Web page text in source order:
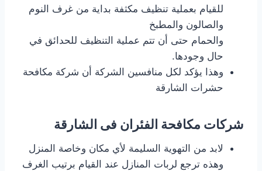
للقيام بعملية تنظيف مكثفة بداية من غرف النوم
والصالون والمطبخ
والحمام حتى أن تتم عملية التنظيف للحدائق في
حال وجودها.
وهذا يؤكد لكل منافسين الشركة أن شركة مكافحة
حشرات الشارقة
شركات مكافحة الفئران فى الشارقة
لابد من التهوية السليمة لأي مكان وخاصة المنزل
وهذه ترجع لربات المنازل عند القيام برتيب الغرف